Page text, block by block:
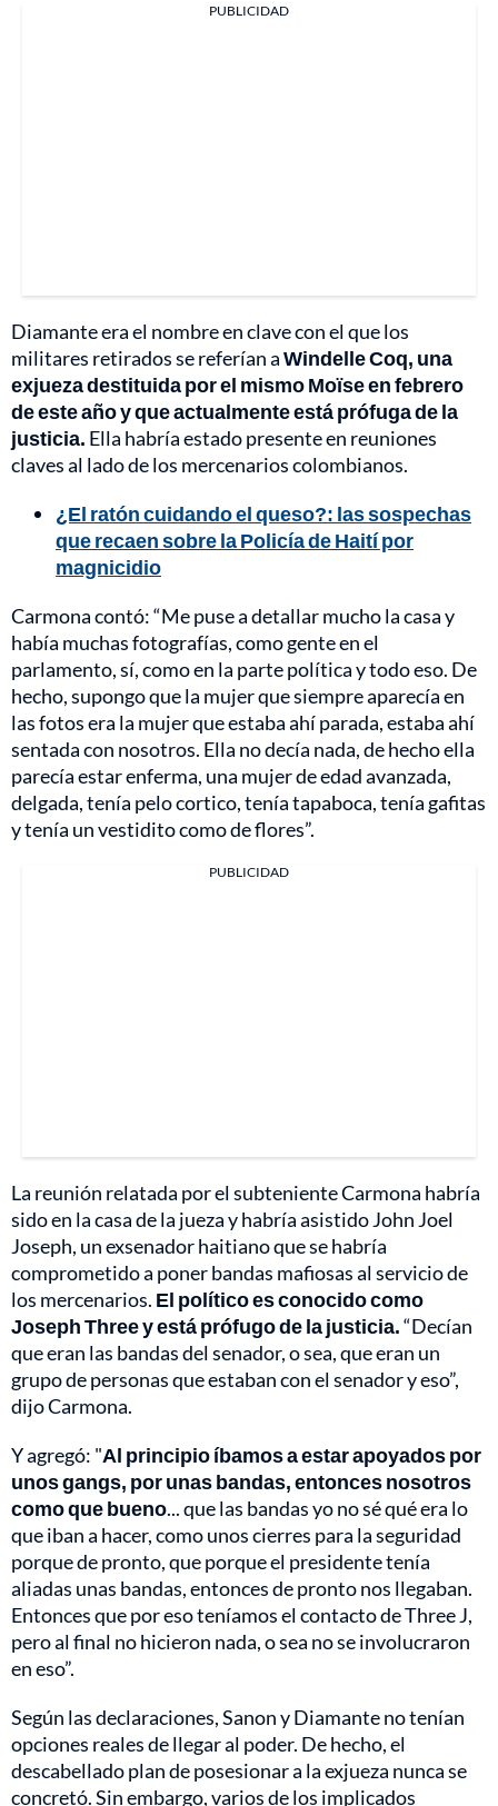
PUBLICIDAD
Diamante era el nombre en clave con el que los
militares retirados se referían aWindelle Coq, una
exjueza destituida por el mismo Moïse en febrero
de este año y que actualmente está prófuga de la
justicia. Ella habría estado presente en reuniones
claves al lado de los mercenarios colombianos.
¿El ratón cuidando el queso?: las sospechas
que recaen sobre la Policía de Haití por
magnicidio
Carmona contó: “Me puse a detallar mucho la casa y
había muchas fotografías, como gente en el
parlamento, sí, como en la parte política y todo eso. De
hecho, supongo que la mujer que siempre aparecía en
las fotos era la mujer que estaba ahí parada, estaba ahí
sentada con nosotros. Ella no decía nada, de hecho ella
parecía estar enferma, una mujer de edad avanzada,
delgada, tenía pelo cortico, tenía tapaboca, tenía gafitas
y tenía un vestidito como de flores”.
PUBLICIDAD
La reunión relatada por el subteniente Carmona habría
sido en la casa de la jueza y habría asistido John Joel
Joseph, un exsenador haitiano que se habría
comprometido a poner bandas mafiosas al servicio de
los mercenarios. El político es conocido como
Joseph Three y está prófugo de la justicia.“Decían
que eran las bandas del senador, o sea, que eran un
grupo de personas que estaban con el senador y eso”,
dijo Carmona.
Y agregó: "Al principio íbamos a estar apoyados por
unos gangs, por unas bandas, entonces nosotros
como que bueno... que las bandas yo no sé qué era lo
que iban a hacer, como unos cierres para la seguridad
porque de pronto, que porque el presidente tenía
aliadas unas bandas, entonces de pronto nos llegaban.
Entonces que por eso teníamos el contacto de Three J,
pero al final no hicieron nada, o sea no se involucraron
en eso”.
Según las declaraciones, Sanon y Diamante no tenían
opciones reales de llegar al poder. De hecho, el
descabellado plan de posesionar a la exjueza nunca se
concretó. Sin embargo, varios de los implicados